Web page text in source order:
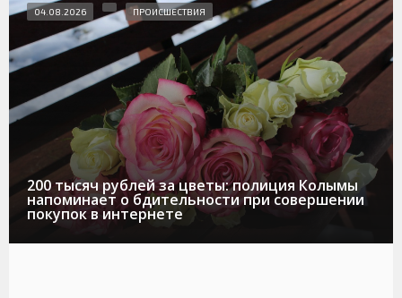
200 тысяч рублей за цветы: полиция Колымы
напоминает о бдительности при совершении
покупок в интернете
04.08.2026 ПРОИСШЕСТВИЯ